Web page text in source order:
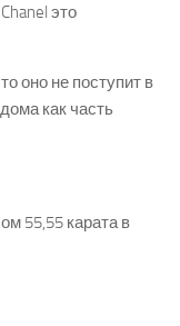
это
оно не поступит в
как часть
55,55 карата в